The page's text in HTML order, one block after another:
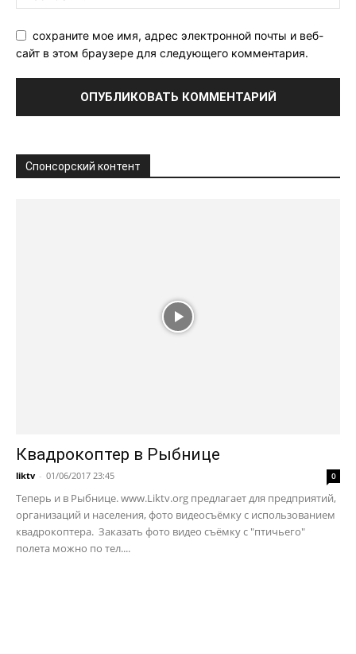
сохраните мое имя, адрес электронной почты и веб-
сайт в этом браузере для следующего комментария.
Спонсорский контент
Квадрокоптер в Рыбнице
liktv - 01/06/2017 23:45 0
Теперь и в Рыбнице. www.Liktv.org предлагает для предприятий,
организаций и населения, фото видеосъёмку с использованием
квадрокоптера. Заказать фото видео съёмку с "птичьего"
полета можно по тел....